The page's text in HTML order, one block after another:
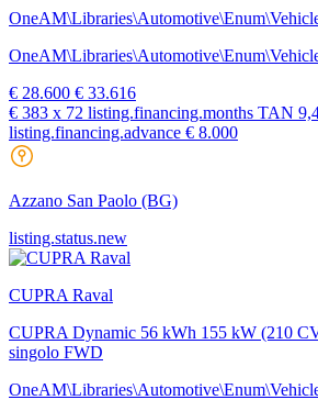
€ 28.600 € 33.616
€ 383 x 72 listing.financing.months TAN
listing.financing.advance € 8.000
Azzano San Paolo (BG)
listing.status.new
CUPRA Raval
CUPRA Dynamic 56 kWh 155 kW (210
singolo FWD